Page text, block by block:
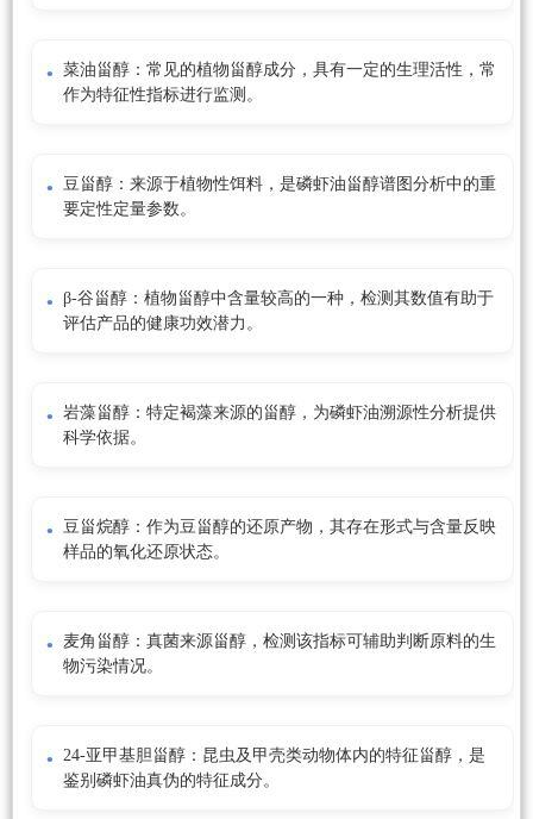
菜油甾醇：常见的植物甾醇成分，具有一定的生理活性，常
作为特征性指标进行监测。
豆甾醇：来源于植物性饵料，是磷虾油甾醇谱图分析中的重
要定性定量参数。
β-谷甾醇：植物甾醇中含量较高的一种，检测其数值有助于
评估产品的健康功效潜力。
岩藻甾醇：特定褐藻来源的甾醇，为磷虾油溯源性分析提供
科学依据。
豆甾烷醇：作为豆甾醇的还原产物，其存在形式与含量反映
样品的氧化还原状态。
麦角甾醇：真菌来源甾醇，检测该指标可辅助判断原料的生
物污染情况。
24-亚甲基胆甾醇：昆虫及甲壳类动物体内的特征甾醇，是
鉴别磷虾油真伪的特征成分。